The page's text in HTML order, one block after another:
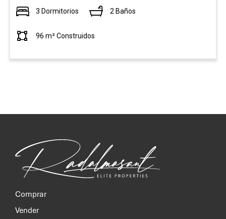
3 Dormitorios 2 Baños
96 m² Construidos
Comprar
Vender